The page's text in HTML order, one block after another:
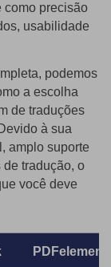
como precisão
usabilidade
podemos
a escolha
de traduções
à sua
amplo suporte
tradução, o
você deve
PDFelement